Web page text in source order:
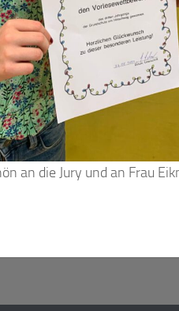
an die Jury und an Frau